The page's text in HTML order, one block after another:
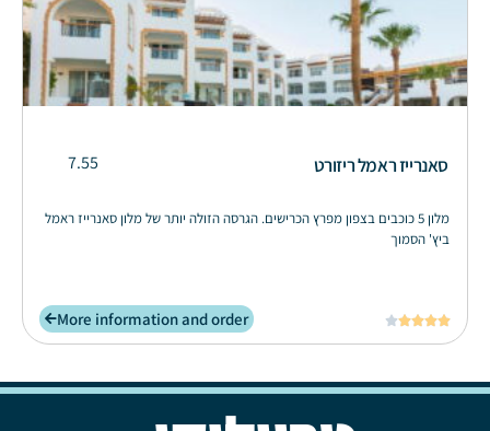
סאנרייז ראמל ריזורט 7.55
מלון 5 כוכבים בצפון מפרץ הכרישים. הגרסה הזולה יותר של מלון סאנרייז ראמל
ביץ' הסמוך





More information and order